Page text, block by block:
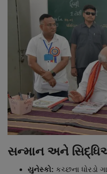
સન્માન અને
યુનેસ્કો: કચ્છના ધોરડો